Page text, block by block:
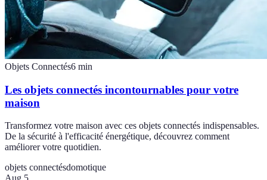
Objets Connectés6 min
Les objets connectés incontournables pour votre
maison
Transformez votre maison avec ces objets connectés indispensables.
De la sécurité à l'efficacité énergétique, découvrez comment
améliorer votre quotidien.
objets connectésdomotique